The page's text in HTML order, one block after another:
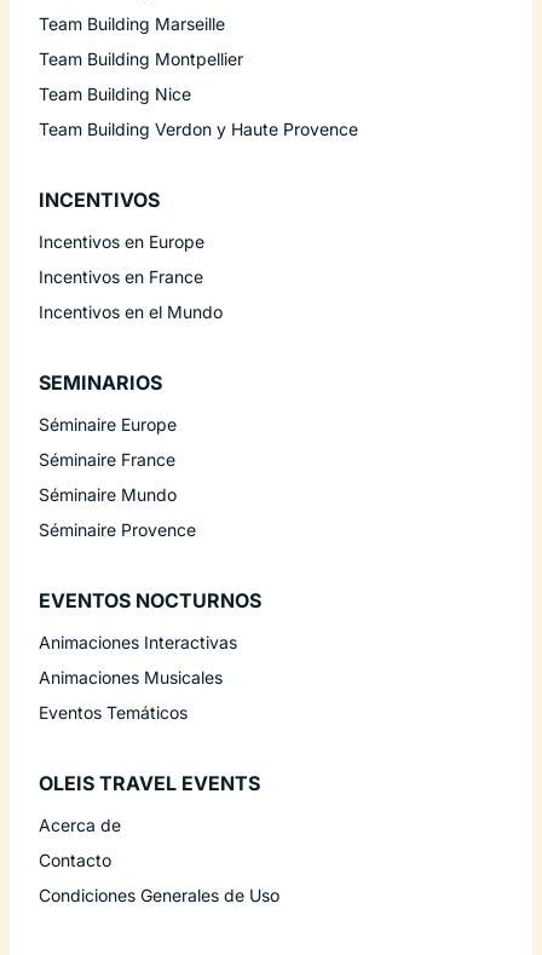
Team Building Marseille
Team Building Montpellier
Team Building Nice
Team Building Verdon y Haute Provence
INCENTIVOS
Incentivos en Europe
Incentivos en France
Incentivos en el Mundo
SEMINARIOS
Séminaire Europe
Séminaire France
Séminaire Mundo
Séminaire Provence
EVENTOS NOCTURNOS
Animaciones Interactivas
Animaciones Musicales
Eventos Temáticos
OLEIS TRAVEL EVENTS
Acerca de
Contacto
Condiciones Generales de Uso